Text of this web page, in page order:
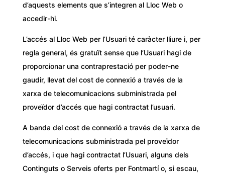
d’aquests elements que s’integren al Lloc Web o
accedir-hi.
L’accés al Lloc Web per l’Usuari té caràcter lliure i, per
regla general, és gratuït sense que l’Usuari hagi de
proporcionar una contraprestació per poder-ne
gaudir, llevat del cost de connexió a través de la
xarxa de telecomunicacions subministrada pel
proveïdor d’accés que hagi contractat l’usuari.
A banda del cost de connexió a través de la xarxa de
telecomunicacions subministrada pel proveïdor
d’accés, i que hagi contractat l’Usuari, alguns dels
Continguts o Serveis oferts per Fontmartí o, si escau,